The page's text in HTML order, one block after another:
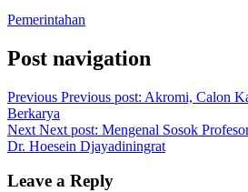
Pemerintahan
Post navigation
Previous Previous post: Akromi, Calon
Berkarya
Next Next post: Mengenal Sosok
Dr. Hoesein Djayadiningrat
Leave a Reply